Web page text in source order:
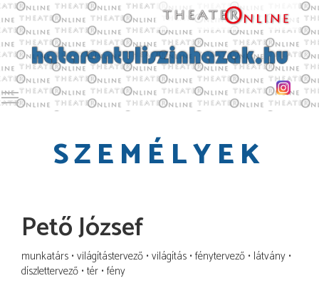
Toggle main menu visibility
SZEMÉLYEK
Pető József
munkatárs világítástervező világítás fénytervező látvány
díszlettervező tér fény